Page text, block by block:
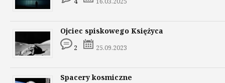
Ojciec spiskowego Księżyca
2 25.09.2023
Spacery kosmiczne